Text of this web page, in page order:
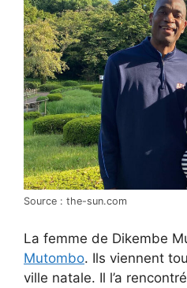
Source : the-sun.com
La femme de Dikembe
Mutombo. Ils viennent
ville natale. Il l’a